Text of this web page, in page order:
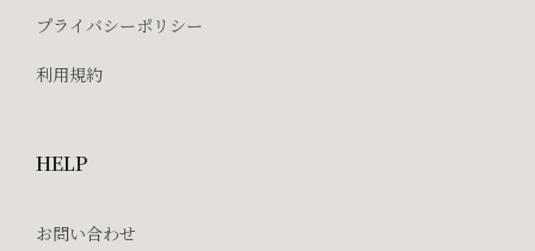
プライバシーポリシー
利用規約
HELP
お問い合わせ